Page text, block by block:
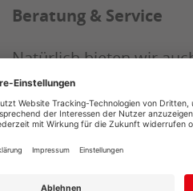
Beratung & Service
Natürlich bieten wir
überzeugenden Service
Bestell- und
sind für Sie da!